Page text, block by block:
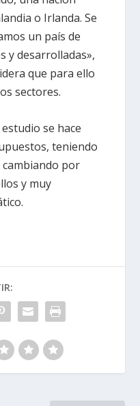
o Irlanda. Se
un país de
y desarrolladas»,
que para ello
sectores.
se hace
teniendo
cambiando por
y muy